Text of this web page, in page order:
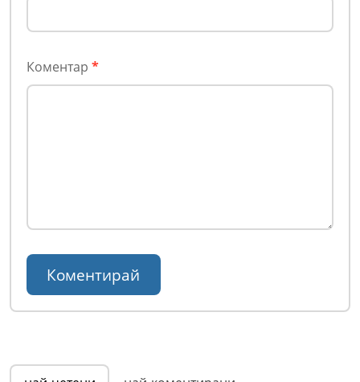
Коментар *